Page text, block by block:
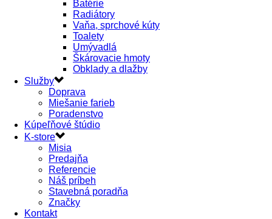
Batérie
Radiátory
Vaňa, sprchové kúty
Toalety
Umývadlá
Škárovacie hmoty
Obklady a dlažby
Služby
Doprava
Miešanie farieb
Poradenstvo
Kúpeľňové štúdio
K-store
Misia
Predajňa
Referencie
Náš príbeh
Stavebná poradňa
Značky
Kontakt